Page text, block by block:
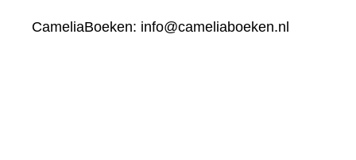
CameliaBoeken: info@cameliaboeken.nl